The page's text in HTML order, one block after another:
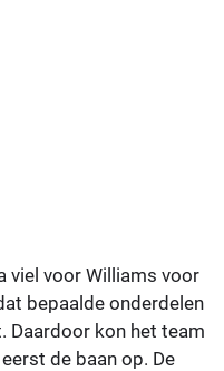
viel voor Williams voor
bepaalde onderdelen
Daardoor kon het team
de baan op. De